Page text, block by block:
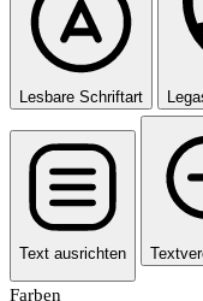
Lesbare Schriftart
Text ausrichten
Farben